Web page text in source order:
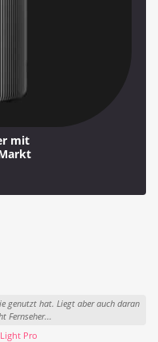
mit
genutzt hat. Liegt aber auch daran
Fernseher...
Pro